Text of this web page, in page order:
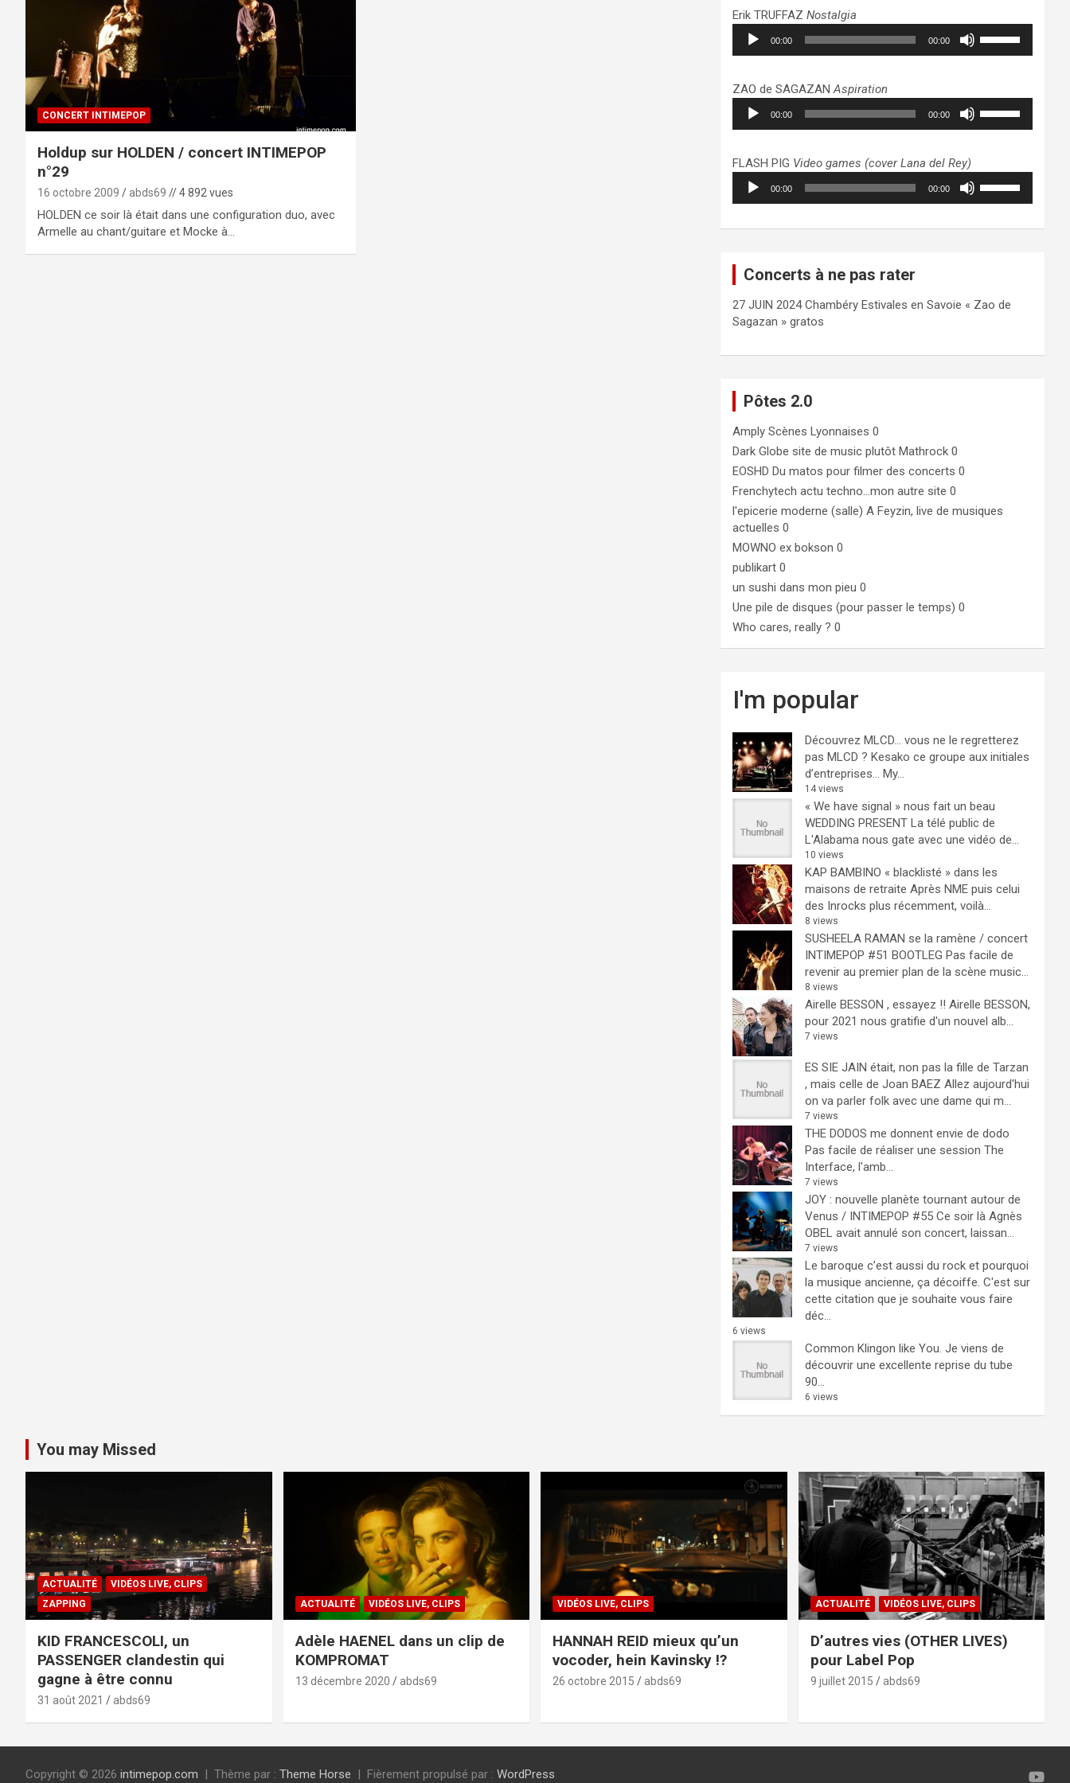
CONCERT INTIMEPOP
Holdup sur HOLDEN / concert INTIMEPOP
n°29
16 octobre 2009 abds69 // 4 892 vues
HOLDEN ce soir là était dans une configuration duo, avec
Armelle au chant/guitare et Mocke à…
pour
augmenter
ou
volume.
Erik TRUFFAZNostalgia
Lecteur
audio
00:00 00:00
pour
augmenter
ou
volume.
ZAO de SAGAZANAspiration
Lecteur
audio
00:00 00:00
pour
augmenter
ou
FLASH PIG Video games (cover Lana del Rey)
Lecteur
audio
00:00 00:00
haut/bas
le
Concerts à ne pas rater
27 JUIN 2024 Chambéry Estivales en Savoie « Zao de
Sagazan » gratos
Pôtes 2.0
Amply Scènes Lyonnaises 0
Dark Globe site de music plutôt Mathrock 0
EOSHD Du matos pour filmer des concerts 0
Frenchytech actu techno…mon autre site 0
l'epicerie moderne (salle) A Feyzin, live de musiques
actuelles 0
MOWNO ex bokson 0
publikart 0
un sushi dans mon pieu 0
Une pile de disques (pour passer le temps) 0
Who cares, really ? 0
I'm popular
Découvrez MLCD… vous ne le regretterez
pas MLCD ? Kesako ce groupe aux initiales
d’entreprises… My...
14 views
« We have signal » nous fait un beau
WEDDING PRESENT La télé public de
L'Alabama nous gate avec une vidéo de...
10 views
KAP BAMBINO « blacklisté » dans les
maisons de retraite Après NME puis celui
des Inrocks plus récemment, voilà...
8 views
SUSHEELA RAMAN se la ramène / concert
INTIMEPOP #51 BOOTLEG Pas facile de
revenir au premier plan de la scène music...
8 views
Airelle BESSON , essayez !! Airelle BESSON,
pour 2021 nous gratifie d'un nouvel alb...
7 views
ES SIE JAIN était, non pas la fille de Tarzan
, mais celle de Joan BAEZ Allez aujourd'hui
on va parler folk avec une dame qui m...
7 views
THE DODOS me donnent envie de dodo
Pas facile de réaliser une session The
Interface, l'amb...
7 views
JOY : nouvelle planète tournant autour de
Venus / INTIMEPOP #55 Ce soir là Agnès
OBEL avait annulé son concert, laissan...
7 views
Le baroque c’est aussi du rock et pourquoi
la musique ancienne, ça décoiffe. C'est sur
cette citation que je souhaite vous faire
déc...
6 views
Common Klingon like You. Je viens de
découvrir une excellente reprise du tube
90...
6 views
You may Missed
ACTUALITÉ
VIDÉOS LIVE, CLIPS
ZAPPING
KID FRANCESCOLI, un
PASSENGER clandestin qui
gagne à être connu
31 août 2021 abds69
ACTUALITÉ VIDÉOS LIVE, CLIPS
Adèle HAENEL dans un clip de
KOMPROMAT
13 décembre 2020 abds69
VIDÉOS LIVE, CLIPS
HANNAH REID mieux qu’un
vocoder, hein Kavinsky !?
26 octobre 2015 abds69
ACTUALITÉ VIDÉOS LIVE, CLIPS
D’autres vies (OTHER LIVES)
pour Label Pop
9 juillet 2015 abds69
Copyright © 2026 intimepop.com Thème par : Theme Horse Fièrement propulsé par : WordPress